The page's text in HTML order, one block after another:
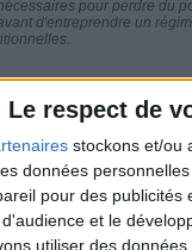
Le respect de
stockons et/ou
données
pour des
et le
utiliser des
pour perdre du
d'entreprendre un
en live en
et les